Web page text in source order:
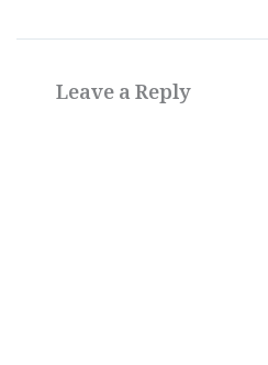
Leave a Reply